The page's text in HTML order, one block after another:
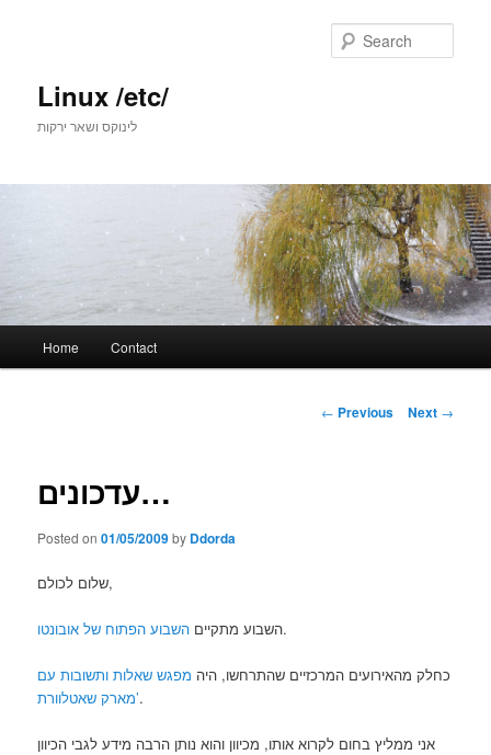
Linux /etc/
לינוקס ושאר ירקות
Home Contact
Post
← Previous Next →
עדכונים…
Posted on01/05/2009by Ddorda
שלום לכולם,
השבוע מתקיים השבוע הפתוח של אובונטו .
כחלק מהאירועים המרכזיים שהתרחשו, היה מפגש שאלות ותשובות עם
מארק שאטלוורת’.
אני ממליץ בחום לקרוא אותו, מכיוון והוא נותן הרבה מידע לגבי הכיוון